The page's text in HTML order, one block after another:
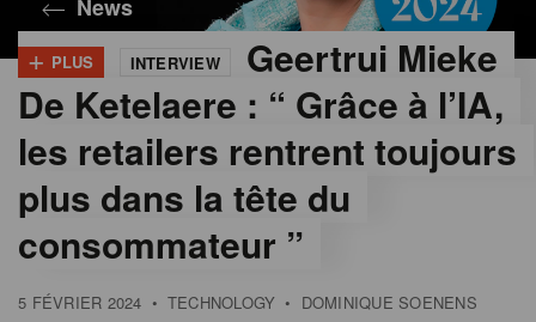
News
+ PLUS INTERVIEW
Geertrui Mieke
De Ketelaere : “ Grâce à l’IA,
les retailers rentrent toujours
plus dans la tête du
consommateur ”
5 FÉVRIER 2024 • TECHNOLOGY • DOMINIQUE SOENENS
Geertrui
Mieke De